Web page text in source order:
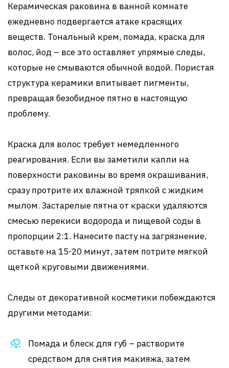
Керамическая раковина в ванной комнате
ежедневно подвергается атаке красящих
веществ. Тональный крем, помада, краска для
волос, йод – все это оставляет упрямые следы,
которые не смываются обычной водой. Пористая
структура керамики впитывает пигменты,
превращая безобидное пятно в настоящую
проблему.
Краска для волос требует немедленного
реагирования. Если вы заметили капли на
поверхности раковины во время окрашивания,
сразу протрите их влажной тряпкой с жидким
мылом. Застарелые пятна от краски удаляются
смесью перекиси водорода и пищевой соды в
пропорции 2:1. Нанесите пасту на загрязнение,
оставьте на 15-20 минут, затем потрите мягкой
щеткой круговыми движениями.
Следы от декоративной косметики побеждаются
другими методами:
Помада и блеск для губ – растворите
средством для снятия макияжа, затем